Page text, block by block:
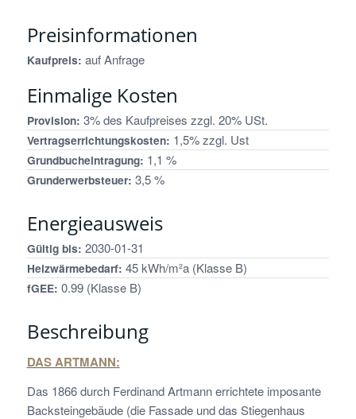
Preisinformationen
Kaufpreis: auf Anfrage
Einmalige Kosten
Provision: 3% des Kaufpreises zzgl. 20% USt.
Vertragserrichtungskosten: 1,5% zzgl. Ust
Grundbucheintragung: 1,1 %
Grunderwerbsteuer: 3,5 %
Energieausweis
Gültig bis: 2030-01-31
Heizwärmebedarf: 45 kWh/m²a (Klasse B)
fGEE: 0.99 (Klasse B)
Beschreibung
DAS ARTMANN:
Das 1866 durch Ferdinand Artmann errichtete imposante
Backsteingebäude (die Fassade und das Stiegenhaus